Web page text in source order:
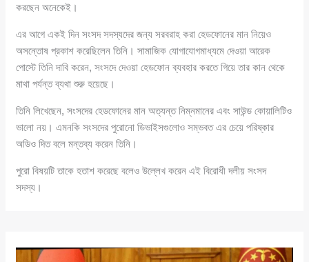
করছেন অনেকেই।
এর আগে একই দিন সংসদ সদস্যদের জন্য সরবরাহ করা হেডফোনের মান নিয়েও
অসন্তোষ প্রকাশ করেছিলেন তিনি। সামাজিক যোগাযোগমাধ্যমে দেওয়া আরেক
পোস্টে তিনি দাবি করেন, সংসদে দেওয়া হেডফোন ব্যবহার করতে গিয়ে তার কান থেকে
মাথা পর্যন্ত ব্যথা শুরু হয়েছে।
তিনি লিখেছেন, সংসদের হেডফোনের মান অত্যন্ত নিম্নমানের এবং সাউন্ড কোয়ালিটিও
ভালো নয়। এমনকি সংসদের পুরোনো ডিভাইসগুলোও সম্ভবত এর চেয়ে পরিষ্কার
অডিও দিত বলে মন্তব্য করেন তিনি।
পুরো বিষয়টি তাকে হতাশ করেছে বলেও উল্লেখ করেন এই বিরোধী দলীয় সংসদ
সদস্য।